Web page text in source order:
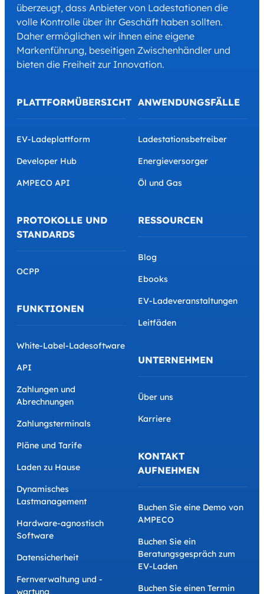
überzeugt, dass Anbieter von Ladestationen die
volle Kontrolle über ihr Geschäft haben sollten.
Daher ermöglichen wir ihnen eine eigene
Markenführung, beseitigen Zwischenhändler und
bieten die Freiheit zur Innovation.
PLATTFORMÜBERSICHT
EV-Ladeplattform
Developer Hub
AMPECO API
PROTOKOLLE UND
STANDARDS
OCPP
FUNKTIONEN
White-Label-Ladesoftware
API
Zahlungen und
Abrechnungen
Zahlungsterminals
Pläne und Tarife
Laden zu Hause
Dynamisches
Lastmanagement
Hardware-agnostisch
Software
Datensicherheit
Fernverwaltung und -
wartung
ANWENDUNGSFÄLLE
Ladestationsbetreiber
Energieversorger
Öl und Gas
RESSOURCEN
Blog
Ebooks
EV-Ladeveranstaltungen
Leitfäden
UNTERNEHMEN
Über uns
Karriere
KONTAKT
AUFNEHMEN
Buchen Sie eine Demo von
AMPECO
Buchen Sie ein
Beratungsgespräch zum
EV-Laden
Buchen Sie einen Termin